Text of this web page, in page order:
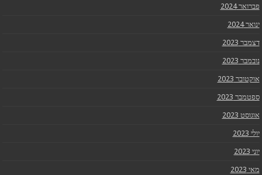
פברואר 2024
ינואר 2024
דצמבר 2023
נובמבר 2023
אוקטובר 2023
ספטמבר 2023
אוגוסט 2023
יולי 2023
יוני 2023
מאי 2023